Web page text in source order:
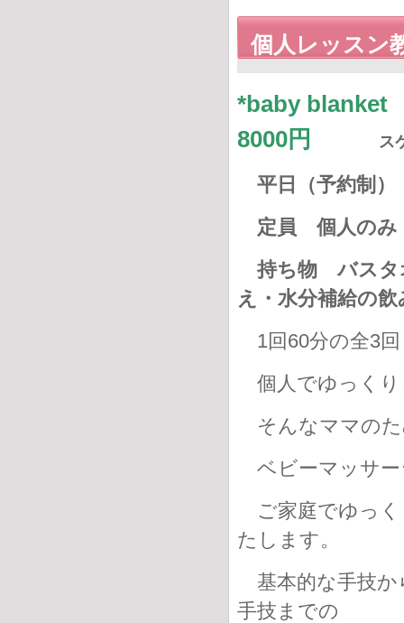
個人レッスン
*baby
8000円
ス
平日（予約
定員 個人のみ
持ち物 バスタ
え・水分補給の
1回60分の全3回
個人でゆっく
そんなママのた
ベビーマッサー
ご家庭でゆっく
たします。
基本的な手技か
手技までの